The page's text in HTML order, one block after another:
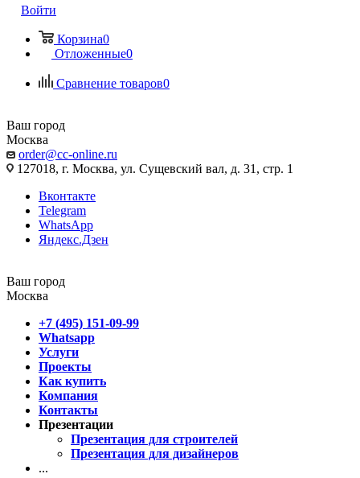
Войти
Корзина0
Отложенные0
Сравнение товаров0
Ваш город
Москва
order@cc-online.ru
127018, г. Москва, ул. Сущевский вал, д. 31, стр. 1
Вконтакте
Telegram
WhatsApp
Яндекс.Дзен
Ваш город
Москва
+7 (495) 151-09-99
Whatsapp
Услуги
Проекты
Как купить
Компания
Контакты
Презентации
Презентация для строителей
Презентация для дизайнеров
...